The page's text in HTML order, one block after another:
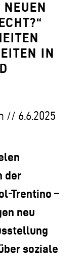
IN
// 6.6.2025
der
Trentino –
neu
soziale